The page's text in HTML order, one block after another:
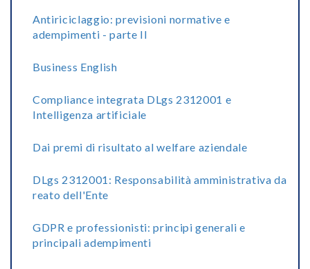
Antiriciclaggio: previsioni normative e
adempimenti - parte II
Business English
Compliance integrata DLgs 2312001 e
Intelligenza artificiale
Dai premi di risultato al welfare aziendale
DLgs 2312001: Responsabilità amministrativa da
reato dell'Ente
GDPR e professionisti: principi generali e
principali adempimenti